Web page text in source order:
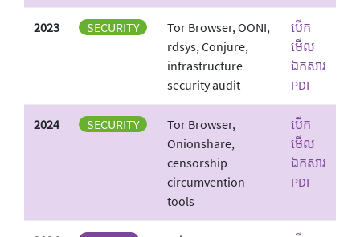
2023 SECURITY
Tor Browser, OONI,
rdsys, Conjure,
infrastructure
security audit
បើក
មើល
ឯកសារ
PDF
2024 SECURITY
Tor Browser,
Onionshare,
censorship
circumvention
tools
បើក
មើល
ឯកសារ
PDF